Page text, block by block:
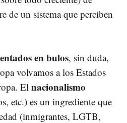
de un sistema que perciben
en bulos, sin duda,
volvamos a los Estados
El nacionalismo
etc.) es un ingrediente que
(inmigrantes, LGTB,